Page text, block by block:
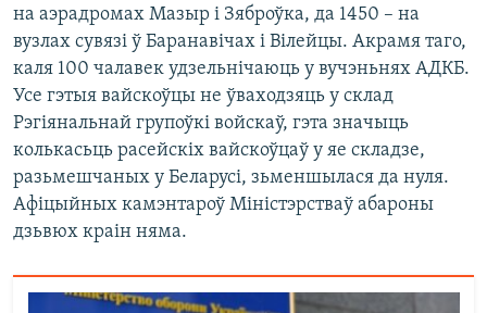
на аэрадромах Мазыр і Зяброўка, да 1450 – на
вузлах сувязі ў Баранавічах і Вілейцы. Акрамя таго,
каля 100 чалавек удзельнічаюць у вучэньнях АДКБ.
Усе гэтыя вайскоўцы не ўваходзяць у склад
Рэгіянальнай групоўкі войскаў, гэта значыць
колькасьць расейскіх вайскоўцаў у яе складзе,
разьмешчаных у Беларусі, зьменшылася да нуля.
Афіцыйных камэнтароў Міністэрстваў абароны
дзьвюх краін няма.